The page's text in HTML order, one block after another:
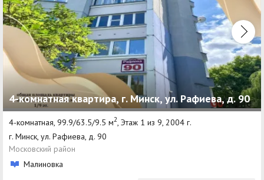
4-комнатная квартира, г. Минск, ул. Рафиева, д. 90
4-комнатная, 99.9/63.5/9.5 м2, Этаж 1 из 9, 2004 г.
г. Минск, ул. Рафиева, д. 90
Московский район
Малиновка